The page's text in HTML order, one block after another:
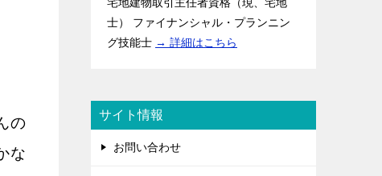
の
な
宅地建物取引主任者資格（現、宅地
士） ファイナンシャル・プランニン
グ技能士 → 詳細はこちら
サイト情報
お問い合わせ